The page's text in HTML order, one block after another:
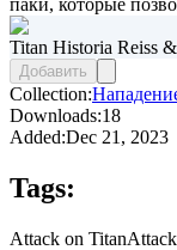
Titan Historia Reiss
Добавить
Collection:
Downloads:18
Added:Dec 21, 2023
Tags:
Attack on Titan